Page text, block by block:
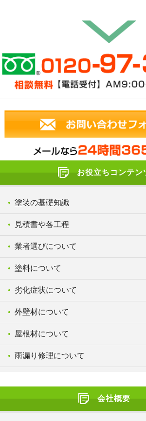
お役立ちコンテン
塗装の基礎知識
見積書や各工程
業者選びについて
塗料について
劣化症状について
外壁材について
屋根材について
雨漏り修理について
会社概要